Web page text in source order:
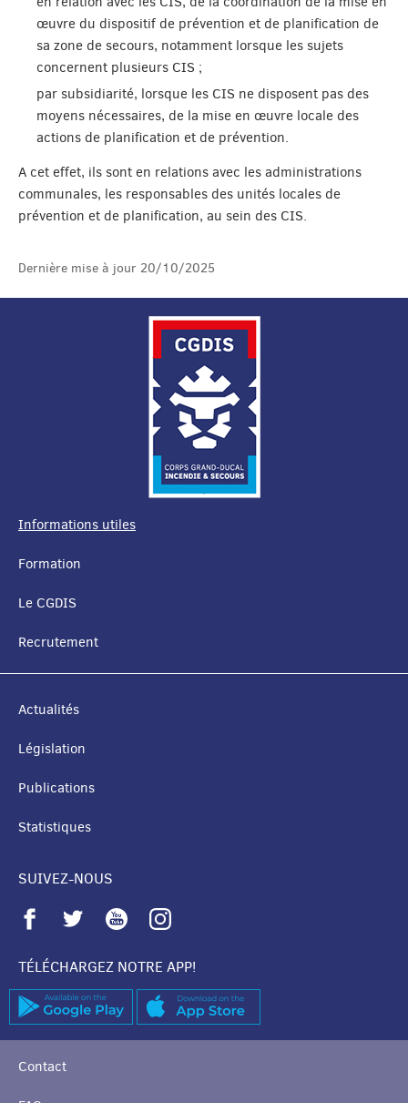
œuvre du dispositif de prévention et de planification de
sa zone de secours, notamment lorsque les sujets
concernent plusieurs CIS ;
par subsidiarité, lorsque les CIS ne disposent pas des
moyens nécessaires, de la mise en œuvre locale des
actions de planification et de prévention.
A cet effet, ils sont en relations avec les administrations
communales, les responsables des unités locales de
prévention et de planification, au sein des CIS.
Dernière mise à jour 20/10/2025
MENU
DE
Informations utiles
Formation
Le CGDIS
Recrutement
Actualités
Législation
Publications
Statistiques
SUIVEZ-NOUS
TÉLÉCHARGEZ NOTRE APP!
Contact